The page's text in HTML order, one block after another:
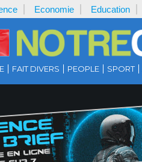
Economie Education
FAIT DIVERS PEOPLE SPORT